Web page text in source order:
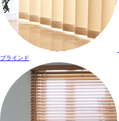
ブラインド